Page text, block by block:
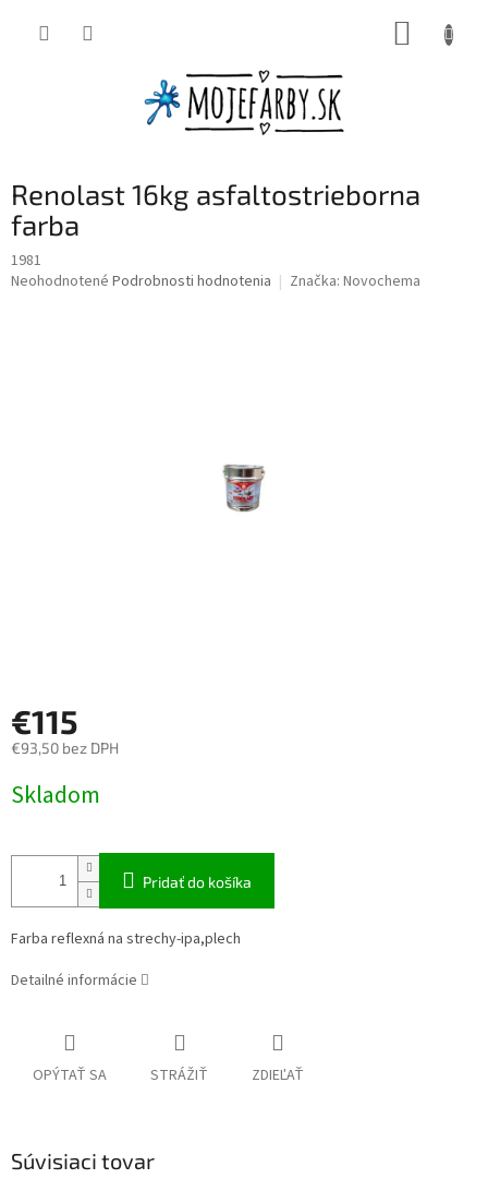
Renolast 16kg asfaltostrieborna
farba
1981
Priemerné
Neohodnotené Podrobnosti hodnotenia Značka: Novochema
€115
€93,50 bez DPH
cena:
Skladom
Pridať do košíka
Farba reflexná na strechy-ipa,plech
Detailné informácie
OPÝTAŤ SA STRÁŽIŤ ZDIEĽAŤ
Súvisiaci tovar